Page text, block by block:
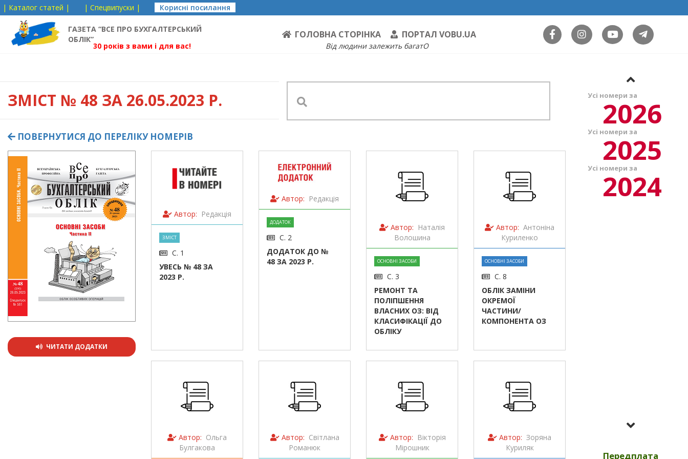
| Каталог статей | | Спецвипуски | Корисні посилання
ГАЗЕТА “ВСЕ ПРО БУХГАЛТЕРСЬКИЙ
ОБЛІК”
ГОЛОВНА СТОРІНКА ПОРТАЛ VOBU.UA
30 років з вами і для вас! Від людини залежить багатО
ЗМІСТ № 48 ЗА 26.05.2023 Р.
ПОВЕРНУТИСЯ ДО ПЕРЕЛІКУ НОМЕРІВ
ЧИТАТИ ДОДАТКИ
Автор: Редакція
ЗМІСТ
С. 1
УВЕСЬ № 48 ЗА
2023 Р.
Автор: Редакція
ДОДАТОК
С. 2
ДОДАТОК ДО №
48 ЗА 2023 Р.
Автор: Наталія
Волошина
ОСНОВНІ ЗАСОБИ
С. 3
РЕМОНТ ТА
ПОЛІПШЕННЯ
ВЛАСНИХ ОЗ: ВІД
КЛАСИФІКАЦІЇ ДО
ОБЛІКУ
Автор: Антоніна
Куриленко
ОСНОВНІ ЗАСОБИ
С. 8
ОБЛІК ЗАМІНИ
ОКРЕМОЇ
ЧАСТИНИ/
КОМПОНЕНТА ОЗ
Автор: Ольга
Булгакова
Автор: Світлана
Романюк
Автор: Вікторія
Мірошник
Автор: Зоряна
Куриляк
Усі номери за
2026
Усі номери за
2025
Усі номери за
2024
2023
Усі номери за
Передплата